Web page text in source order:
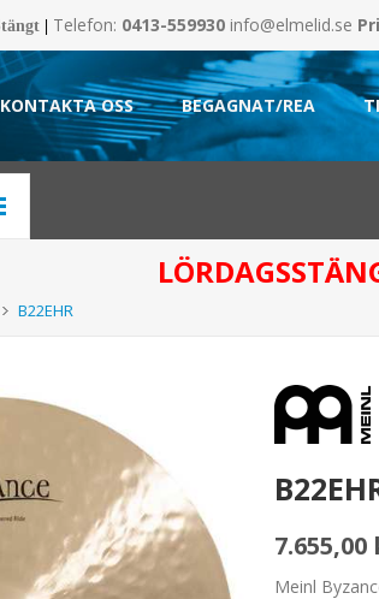
Telefon: 0413-559930 info@elmelid.se
KONTAKTA OSS BEGAGNAT/REA
B22EHR
7.655,00
Meinl